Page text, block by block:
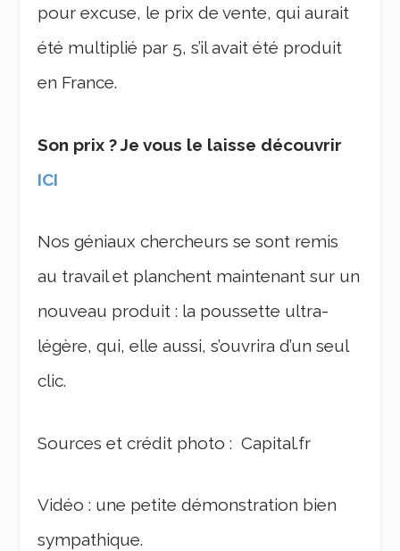
pour excuse, le prix de vente, qui aurait
été multiplié par 5, s’il avait été produit
en France.
Son prix ? Je vous le laisse découvrir
ICI
Nos géniaux chercheurs se sont remis
au travail et planchent maintenant sur un
nouveau produit : la poussette ultra-
légère, qui, elle aussi, s’ouvrira d’un seul
clic.
Sources et crédit photo : Capital.fr
Vidéo : une petite démonstration bien
sympathique.